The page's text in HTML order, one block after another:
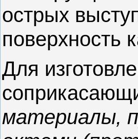
острых
поверхность
Для
материалы,